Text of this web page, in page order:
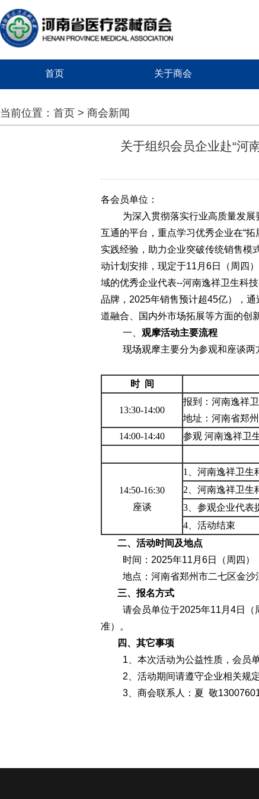
首页 关于商会
当前位置： 首页 > 商会新闻
关于组织会员企业赴“河
各会员单位：
为深入贯彻落实行业高质量发
互通的平台， 重点学习优秀企业在“
实践经验，助力企业突破传统销售模
动计划安排， 现定于11 月6日（周四
域的优秀企业代表--河南逸祥卫生科
品牌，2025年销售预计超45亿），
道融合、国内外市场拓展等方面的创
一、观摩活动主要流程
现场观摩主要分为参观和座谈两
时 间
13:30-14:00
报到： 河南逸祥
地址：河南省郑
14:00-14:40 参观 河南逸祥卫
14:50-16:30
座谈
1、河南逸祥卫生
2、河南逸祥卫生
3、 参观企业代表
4、 活动结束
二、活动时间及地点
时间：2025年11月6日（周四 ）
地点：河南省郑州市二七区金沙
三、报名方式
请会员单位于2025年11月4日（
准）。
四、其它事项
1、本次活动为公益性质，会员
2、活动期间请遵守企业相关规
3、商会联系人：夏 敬